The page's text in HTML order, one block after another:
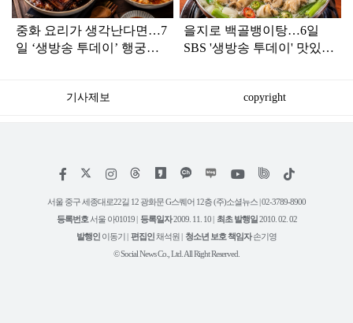
중화 요리가 생각난다면…7
일 ‘생방송 투데이’ 행궁동
을지로 백골뱅이탕…6일
SBS '생방송 투데이' 맛있는
기사제보 copyright
페
스
인
타
램
위
트
유
튜
틱
서울 중구 세종대로22길 12 광화문 G스퀘어 12층 (주)소셜뉴스 | 02-3789-8900
등록번호 서울 아01019 | 등록일자2009. 11. 10 | 최초 발행일2010. 02. 02
발행인 이동기 | 편집인채석원 | 청소년 보호 책임자손기영
© Social News Co., Ltd. All Right Reserved.